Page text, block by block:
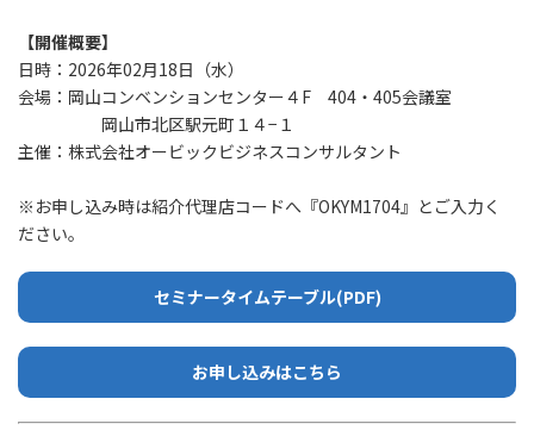
【開催概要】
日時：2026年02月18日（水）
会場：岡山コンベンションセンター４F 404・405会議室
岡山市北区駅元町１４−１
主催：株式会社オービックビジネスコンサルタント
※お申し込み時は紹介代理店コードへ『OKYM1704』とご入力く
ださい。
セミナータイムテーブル(PDF)
お申し込みはこちら